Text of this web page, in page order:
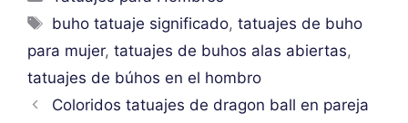
Etiquetas
buho tatuaje significado,tatuajes de buho
para mujer, tatuajes de buhos alas abiertas,
tatuajes de búhos en el hombro
Coloridos tatuajes de dragon ball en pareja